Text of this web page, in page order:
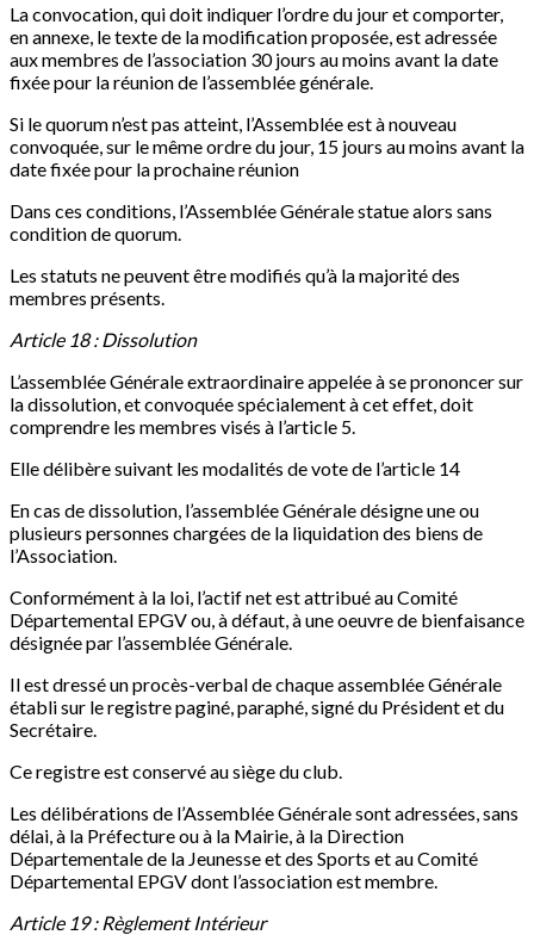
La convocation, qui doit indiquer l’ordre du jour et comporter,
en annexe, le texte de la modification proposée, est adressée
aux membres de l’association 30 jours au moins avant la date
fixée pour la réunion de l’assemblée générale.
Si le quorum n’est pas atteint, l’Assemblée est à nouveau
convoquée, sur le même ordre du jour, 15 jours au moins avant la
date fixée pour la prochaine réunion
Dans ces conditions, l’Assemblée Générale statue alors sans
condition de quorum.
Les statuts ne peuvent être modifiés qu’à la majorité des
membres présents.
Article 18 : Dissolution
L’assemblée Générale extraordinaire appelée à se prononcer sur
la dissolution, et convoquée spécialement à cet effet, doit
comprendre les membres visés à l’article 5.
Elle délibère suivant les modalités de vote de l’article 14
En cas de dissolution, l’assemblée Générale désigne une ou
plusieurs personnes chargées de la liquidation des biens de
l’Association.
Conformément à la loi, l’actif net est attribué au Comité
Départemental EPGV ou, à défaut, à une oeuvre de bienfaisance
désignée par l’assemblée Générale.
Il est dressé un procès-verbal de chaque assemblée Générale
établi sur le registre paginé, paraphé, signé du Président et du
Secrétaire.
Ce registre est conservé au siège du club.
Les délibérations de l’Assemblée Générale sont adressées, sans
délai, à la Préfecture ou à la Mairie, à la Direction
Départementale de la Jeunesse et des Sports et au Comité
Départemental EPGV dont l’association est membre.
Article 19 : Règlement Intérieur